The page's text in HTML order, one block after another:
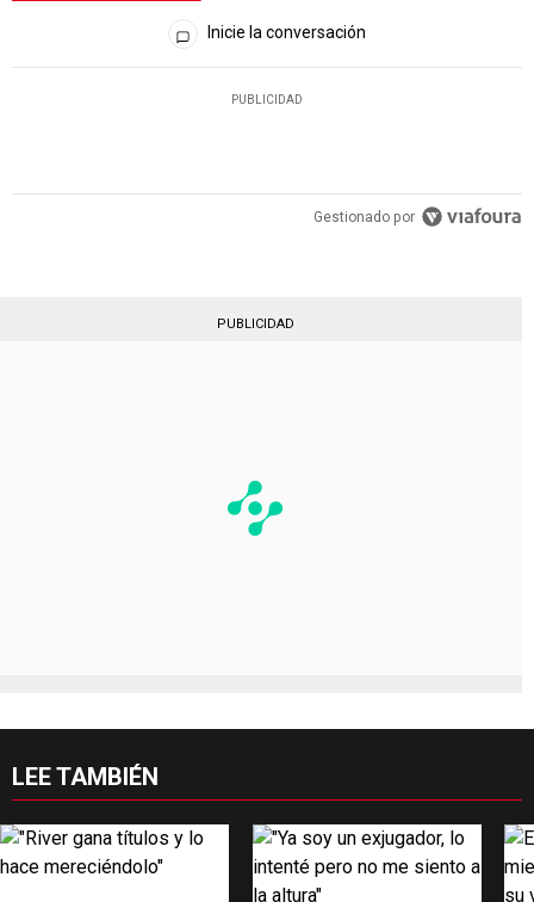
Todos los comentarios
Inicie la conversación
PUBLICIDAD
Gestionado por
PUBLICIDAD
LEE TAMBIÉN